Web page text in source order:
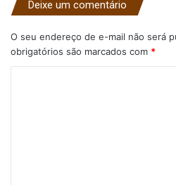
Deixe um comentário
O seu endereço de e-mail não será
obrigatórios são marcados com *